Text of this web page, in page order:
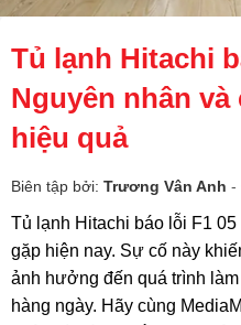
Tủ lạnh Hitachi
Nguyên nhân
hiệu quả
Biên tập bởi: Trương Vân Anh -
Tủ lạnh Hitachi báo lỗi F1
gặp hiện nay. Sự cố này
ảnh hưởng đến quá trình
hàng ngày. Hãy cùng